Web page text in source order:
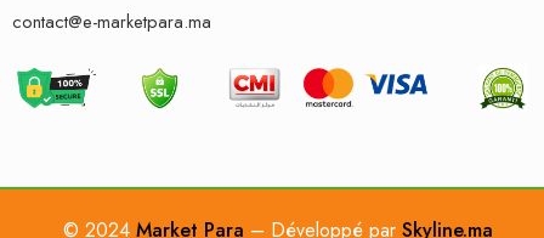
contact@e-marketpara.ma
© 2024 Market Para – Développé par Skyline.ma